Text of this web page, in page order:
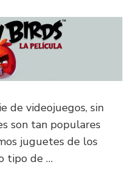
de videojuegos, sin
son tan populares
juguetes de los
tipo de …